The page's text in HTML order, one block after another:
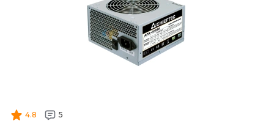
4.8 5